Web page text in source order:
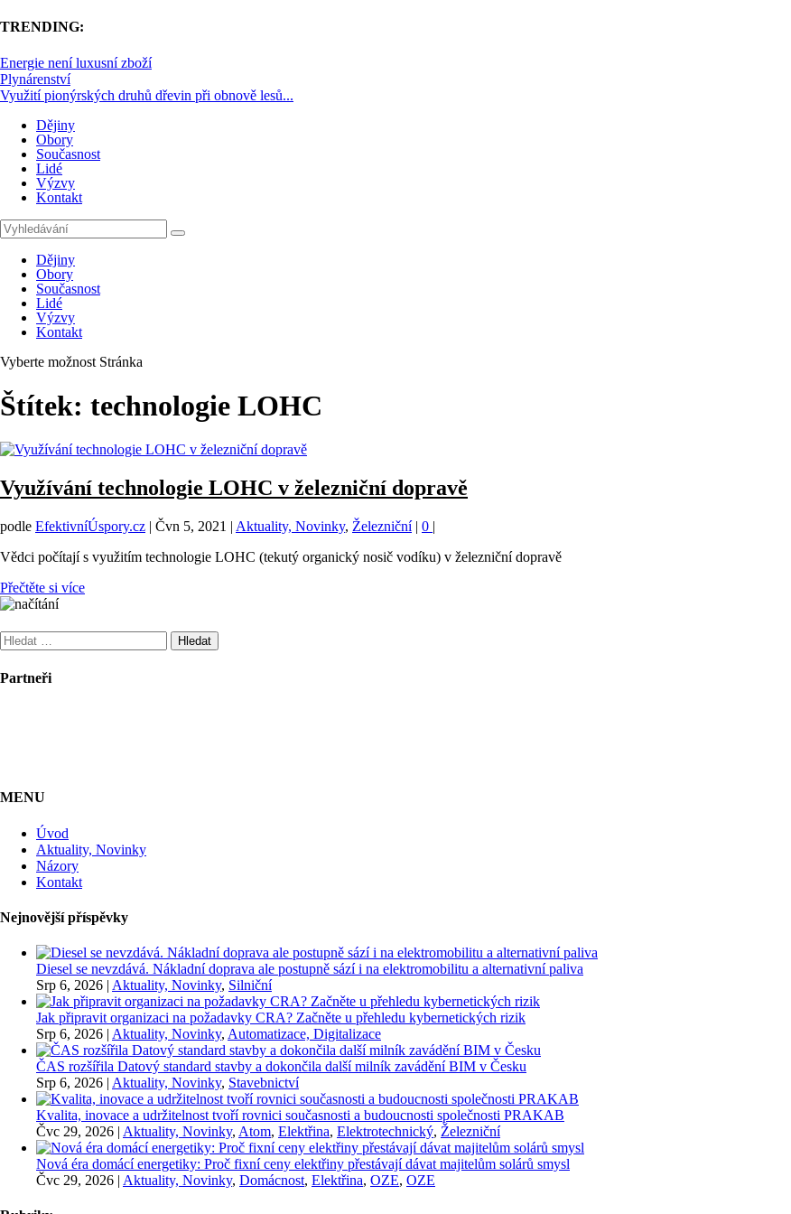
TRENDING:
Energie není luxusní zboží
Plynárenství
Využití pionýrských druhů dřevin při obnově lesů...
Dějiny
Obory
Současnost
Lidé
Výzvy
Kontakt
Dějiny
Obory
Současnost
Lidé
Výzvy
Kontakt
Vyberte možnost Stránka
Štítek: technologie LOHC
Využívání technologie LOHC v železniční dopravě
podle EfektivníÚspory.cz | Čvn 5, 2021 | Aktuality, Novinky, Železniční| 0 |
Vědci počítají s využitím technologie LOHC (tekutý organický nosič vodíku) v železniční dopravě
Přečtěte si více
Vyhledávání
Partneři
MENU
Úvod
Aktuality, Novinky
Názory
Kontakt
Nejnovější příspěvky
Diesel se nevzdává. Nákladní doprava ale postupně sází i na elektromobilitu a alternativní paliva
Srp 6, 2026 | Aktuality, Novinky, Silniční
Jak připravit organizaci na požadavky CRA? Začněte u přehledu kybernetických rizik
Srp 6, 2026 | Aktuality, Novinky, Automatizace, Digitalizace
ČAS rozšířila Datový standard stavby a dokončila další milník zavádění BIM v Česku
Srp 6, 2026 | Aktuality, Novinky, Stavebnictví
Kvalita, inovace a udržitelnost tvoří rovnici současnosti a budoucnosti společnosti PRAKAB
Čvc 29, 2026 | Aktuality, Novinky, Atom, Elektřina, Elektrotechnický, Železniční
Nová éra domácí energetiky: Proč fixní ceny elektřiny přestávají dávat majitelům solárů smysl
Čvc 29, 2026 | Aktuality, Novinky, Domácnost, Elektřina, OZE, OZE